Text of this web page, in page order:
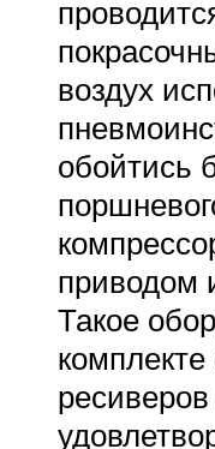
воздух
обойтись
приводом
Такое